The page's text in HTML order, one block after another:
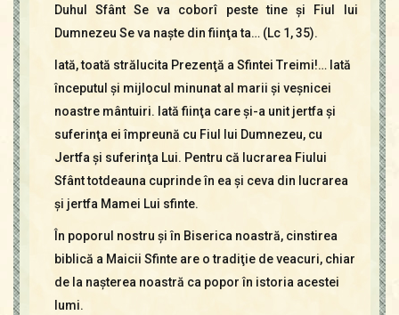
Duhul Sfânt Se va coborî peste tine şi Fiul lui
Dumnezeu Se va naşte din fiinţa ta… (Lc 1, 35).
Iată, toată strălucita Prezenţă a Sfintei Treimi!… Iată
începutul şi mijlocul minunat al marii şi veşnicei
noastre mântuiri. Iată fiinţa care şi-a unit jertfa şi
suferinţa ei împreună cu Fiul lui Dumnezeu, cu
Jertfa şi suferinţa Lui. Pentru că lucrarea Fiului
Sfânt totdeauna cuprinde în ea şi ceva din lucrarea
şi jertfa Mamei Lui sfinte.
În poporul nostru şi în Biserica noastră, cinstirea
biblică a Maicii Sfinte are o tradiţie de veacuri, chiar
de la naşterea noastră ca popor în istoria acestei
lumi.